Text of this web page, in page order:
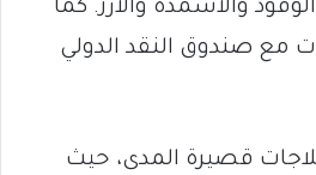
والأسمدة والأرز. كما
مع صندوق النقد الدولي
قصيرة المدى، حيث